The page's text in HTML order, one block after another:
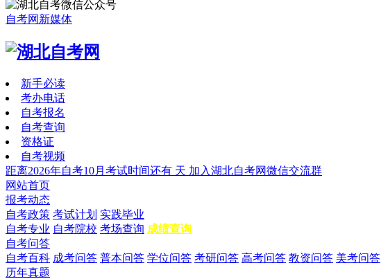
自考网新媒体
新手必读
考办电话
自考报名
自考查询
资格证
自考视频
距离2026年自考10月考试时间还有 天 加入湖北自考网微信交流群
网站首页
报考动态
自考政策 考试计划 实践毕业
自考专业 自考院校 考场查询 成绩查询
自考问答
自考百科 成考问答 普本问答 学位问答 考研问答 高考问答 教资问答 美考问答
历年真题